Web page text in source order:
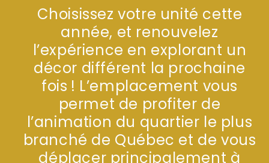
Choisissez votre unité cette
année, et renouvelez
l’expérience en explorant un
décor différent la prochaine
fois ! L’emplacement vous
permet de profiter de
l’animation du quartier le plus
branché de Québec et de vous
déplacer principalement à